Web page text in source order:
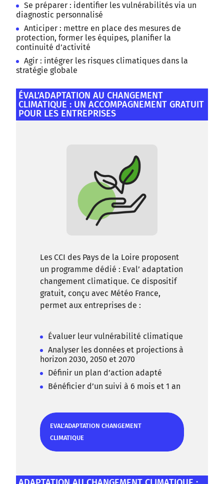
Se préparer : identifier les vulnérabilités via un
diagnostic personnalisé
Anticiper : mettre en place des mesures de
protection, former les équipes, planifier la
continuité d’activité
Agir : intégrer les risques climatiques dans la
stratégie globale
ÉVAL’ADAPTATION AU CHANGEMENT
CLIMATIQUE : UN ACCOMPAGNEMENT GRATUIT
POUR LES ENTREPRISES
Les CCI des Pays de la Loire proposent
un programme dédié : Eval’ adaptation
changement climatique. Ce dispositif
gratuit, conçu avec Météo France,
permet aux entreprises de :
Évaluer leur vulnérabilité climatique
Analyser les données et projections à
horizon 2030, 2050 et 2070
Définir un plan d’action adapté
Bénéficier d’un suivi à 6 mois et 1 an
EVAL'ADAPTATION CHANGEMENT
CLIMATIQUE